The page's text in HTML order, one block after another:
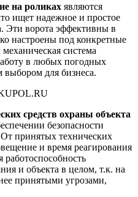
на роликах являются
ищет надежное и простое
Эти ворота эффективны в
настроены под конкретные
система
в любых погодных
выбором для бизнеса.
средств охраны объекта
безопасности
принятых технических
и время реагирования
и объекта в целом, т.к. на
принятыми угрозами,